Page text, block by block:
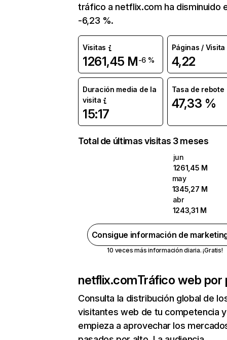
tráfico a netflix.com ha disminuido
-6,23 %.
Visitas
1261,45 M-6 %
Páginas / Visita
4,22
Duración media de la
visita
15:17
Tasa de rebote
47,33 %
Total de últimas visitas 3 meses
jun
1261,45 M
may
1345,27 M
abr
1243,31 M
Consigue información de
10 veces más información diaria. ¡Gratis!
netflix.comTráfico web por
Consulta la distribución global de
visitantes web de tu competencia y
empieza a aprovechar los